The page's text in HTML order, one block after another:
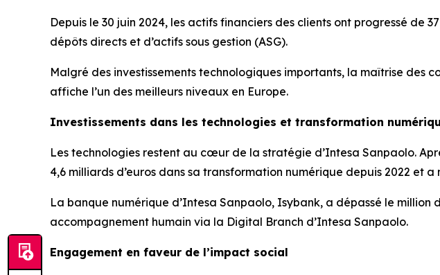
Depuis le 30 juin 2024, les actifs financiers des clients ont progressé de
dépôts directs et d’actifs sous gestion (ASG).
Malgré des investissements technologiques importants, la maîtrise des
affiche l’un des meilleurs niveaux en Europe.
Investissements dans les technologies et transformation
Les technologies restent au cœur de la stratégie d’Intesa Sanpaolo.
4,6 milliards d’euros dans sa transformation numérique depuis 2022 et
La banque numérique d’Intesa Sanpaolo, Isybank, a dépassé le
accompagnement humain via la Digital Branch d’Intesa Sanpaolo.
Engagement en faveur de l’impact social